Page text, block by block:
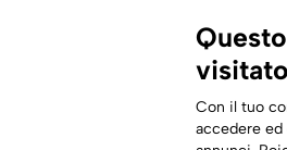
Con il tuo
accedere ed